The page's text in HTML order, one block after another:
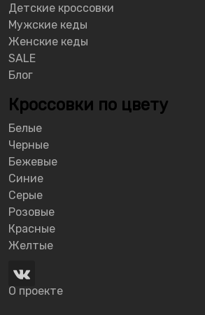
Детские кроссовки
Мужские кеды
Женские кеды
SALE
Блог
Кроссовки по цвету
Белые
Черные
Бежевые
Синие
Серые
Розовые
Красные
Желтые
О проекте